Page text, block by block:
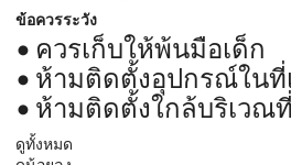
ข้อควรระวัง
ควรเก็บให้พ้นมือเด็ก
ห้ามติดตั้งอุปกรณ์ในที่
ห้ามติดตั้งใกล้บริเวณ
ดูทั้งหมด